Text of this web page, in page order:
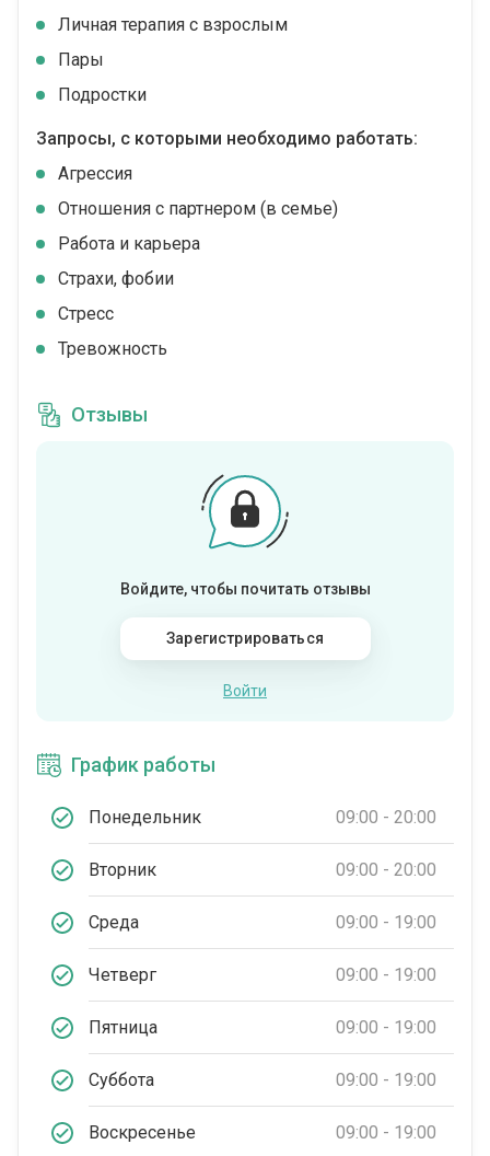
Личная терапия с взрослым
Пары
Подростки
Запросы, с которыми необходимо работать:
Агрессия
Отношения с партнером (в семье)
Работа и карьера
Страхи, фобии
Стресс
Тревожность
Отзывы
Войдите, чтобы почитать отзывы
Зарегистрироваться
Войти
График работы
Понедельник 09:00 - 20:00
Вторник 09:00 - 20:00
Среда 09:00 - 19:00
Четверг 09:00 - 19:00
Пятница 09:00 - 19:00
Суббота 09:00 - 19:00
Воскресенье 09:00 - 19:00